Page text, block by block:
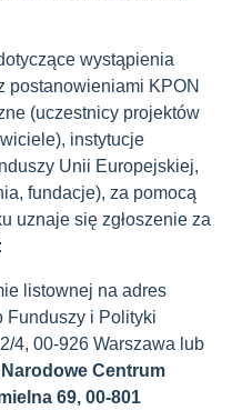
wystąpienia
postanowieniami KPON
(uczestnicy projektów
instytucje
Unii Europejskiej,
fundacje), za pomocą
uznaje się zgłoszenie za
listownej na adres
Funduszy i Polityki
4, 00-926 Warszawa lub
Narodowe Centrum
69, 00-801